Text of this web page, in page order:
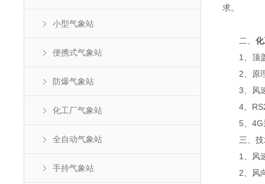
小型气象站
便携式气象站
防爆气象站
化工厂气象站
全自动气象站
手持气象站
求。
二、
1、顶盖
2、原理
3、风速
4、
5、4G采
三、技
1、风速
2、风向